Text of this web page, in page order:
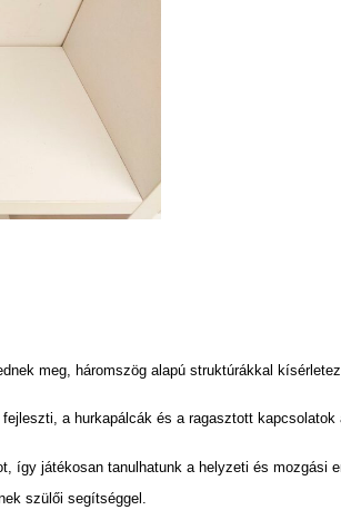
meg, háromszög alapú struktúrákkal
a hurkapálcák és a ragasztott
így játékosan tanulhatunk a helyzeti és mozgási
szülői segítséggel.